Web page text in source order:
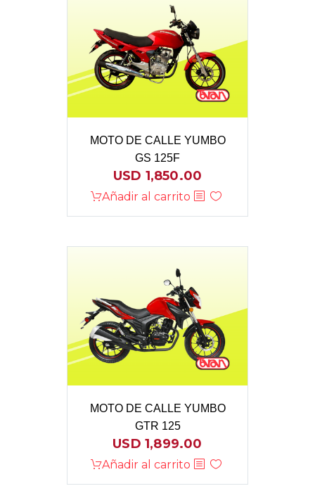
MOTO DE CALLE YUMBO
GS 125F
USD 1,850.00
Añadir al carrito
MOTO DE CALLE YUMBO
GTR 125
USD1,899.00
Añadir al carrito